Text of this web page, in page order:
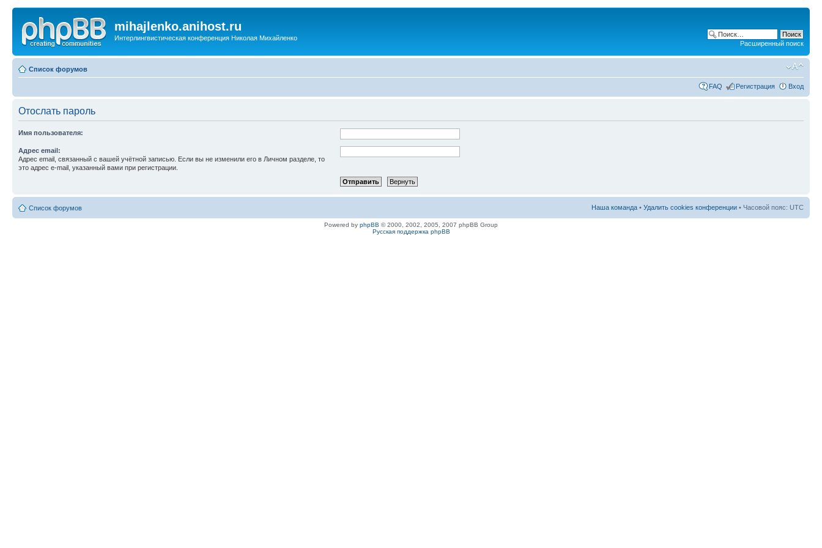
mihajlenko.anihost.ru
Интерлингвистическая конференция Николая Михайленко
Расширенный поиск
Список форумов
FAQ Регистрация Вход
Отослать пароль
Имя пользователя:
Адрес email:
Адрес email, связанный с вашей учётной записью. Если вы не изменили его в Личном разделе, то
это адрес e-mail, указанный вами при регистрации.
Список форумов Наша команда • Удалить cookies конференции • Часовой пояс: UTC
Powered by phpBB © 2000, 2002, 2005, 2007 phpBB Group
Русская поддержка phpBB